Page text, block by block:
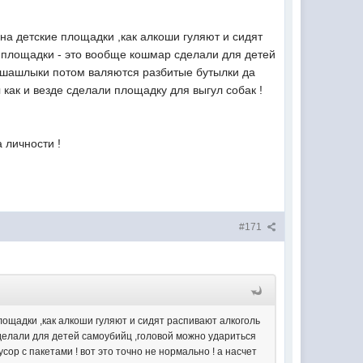
детские площадки ,как алкоши гуляют и сидят
площадки - это вообще кошмар сделали для детей
потом валяются разбитые бутылки да
и везде сделали площадку для выгул собак !
личности !
#171
,как алкоши гуляют и сидят распивают алкоголь
для детей самоубийц ,головой можно удариться
с пакетами ! вот это точно не нормально ! а насчет